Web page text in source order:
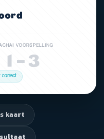
VOORSPELLING
1 – 3
correct
kaart